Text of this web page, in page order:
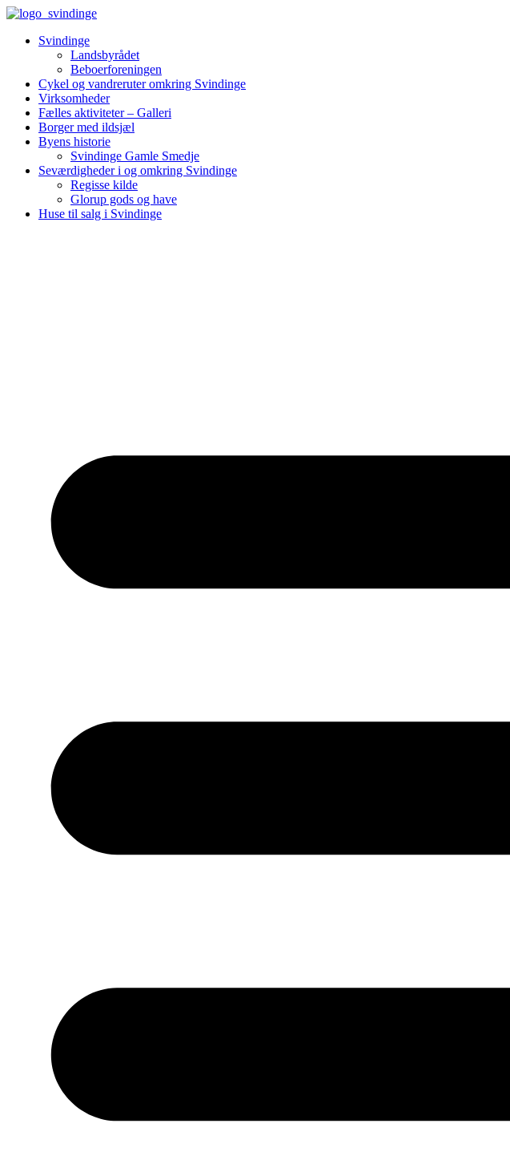
Videre
indholdSvindinge
Landsbyrådet
Beboerforeningen
Cykel og vandreruter omkring Svindinge
Virksomheder
Fælles aktiviteter – Galleri
Borger med ildsjæl
Byens historie
Svindinge Gamle Smedje
Seværdigheder i og omkring Svindinge
Regisse kilde
Glorup gods og have
Huse til salg i Svindinge